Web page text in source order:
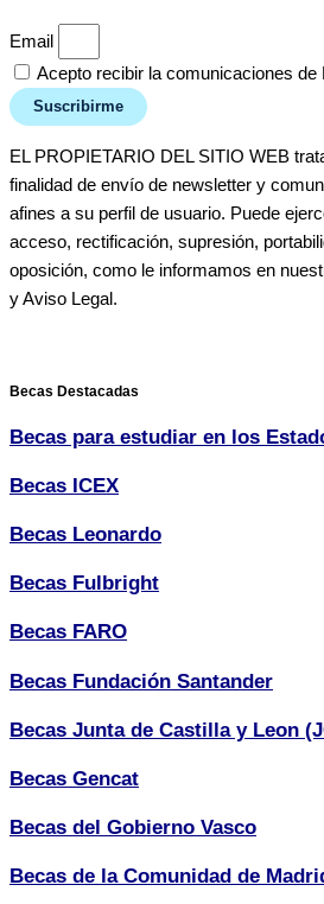
Email
Acepto recibir la comunicaciones de
Suscribirme
EL PROPIETARIO DEL SITIO WEB
finalidad de envío de newsletter y
afines a su perfil de usuario. Puede
acceso, rectificación, supresión,
oposición, como le informamos en
y Aviso Legal.
Becas Destacadas
Becas para estudiar en los
Becas ICEX
Becas Leonardo
Becas Fulbright
Becas FARO
Becas Fundación Santander
Becas Junta de Castilla y Leon
Becas Gencat
Becas del Gobierno Vasco
Becas de la Comunidad de